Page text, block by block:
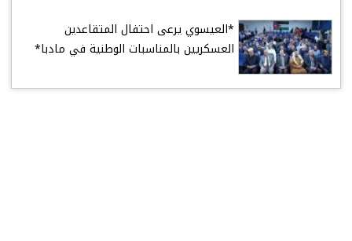
*العيسوي يرعى احتفال المتقاعدين
العسكريين بالمناسبات الوطنية في مادبا*